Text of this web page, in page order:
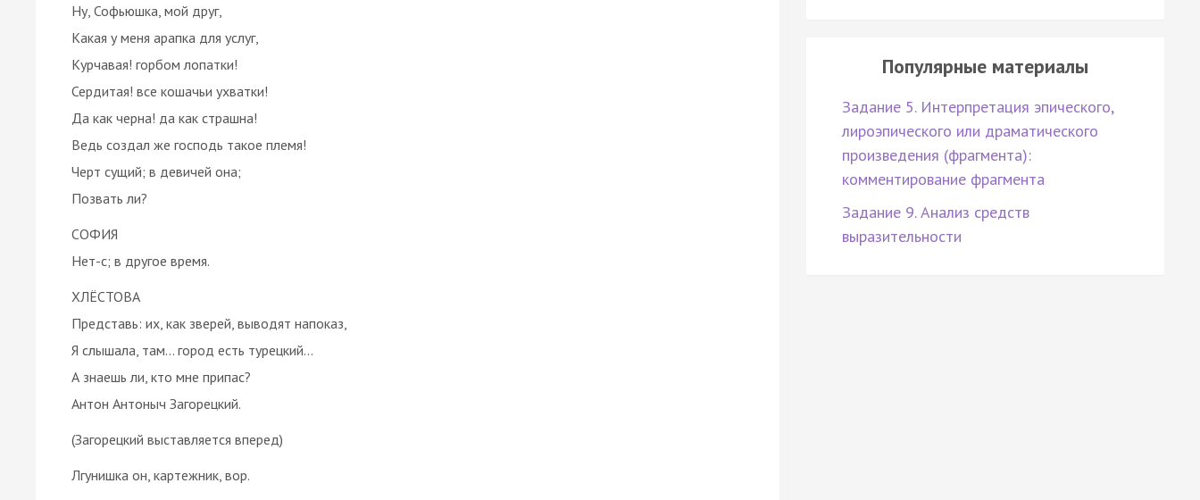
Ну, Софьюшка, мой друг,
Какая у меня арапка для услуг,
Курчавая! горбом лопатки!
Сердитая! все кошачьи ухватки!
Да как черна! да как страшна!
Ведь создал же господь такое племя!
Черт сущий; в девичей она;
Позвать ли?
СОФИЯ
Нет-с; в другое время.
ХЛЁСТОВА
Представь: их, как зверей, выводят напоказ,
Я слышала, там... город есть турецкий...
А знаешь ли, кто мне припас?
Антон Антоныч Загорецкий.
(Загорецкий выставляется вперед)
Лгунишка он, картежник, вор.
Популярные материалы
Задание 5. Интерпретация эпического,
лироэпического или драматического
произведения (фрагмента):
комментирование фрагмента
Задание 9. Анализ средств
выразительности